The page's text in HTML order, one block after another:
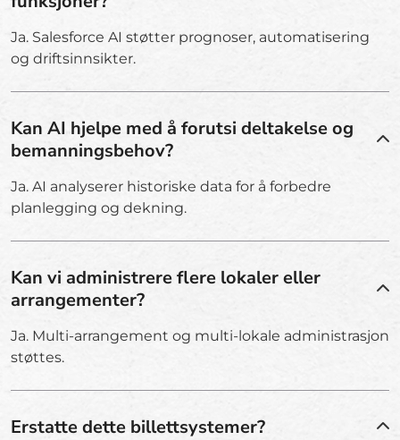
Ja. Salesforce AI støtter prognoser, automatisering
og driftsinnsikter.
Kan AI hjelpe med å forutsi deltakelse og
bemanningsbehov?
Ja. AI analyserer historiske data for å forbedre
planlegging og dekning.
Kan vi administrere flere lokaler eller
arrangementer?
Ja. Multi-arrangement og multi-lokale administrasjon
støttes.
Erstatte dette billettsystemer?